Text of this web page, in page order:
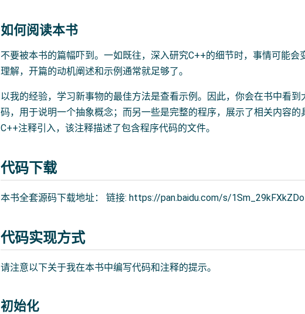
如何阅读本书
不要被本书的篇幅吓到。一如既往，深入研究C++的细节时，事情可能会
理解，开篇的动机阐述和示例通常就足够了。
以我的经验，学习新事物的最佳方法是查看示例。因此，你会在书中看
码，用于说明一个抽象概念；而另一些是完整的程序，展示了相关内容
C++注释引入，该注释描述了包含程序代码的文件。
代码下载
本书全套源码下载地址： 链接: https://pan.baidu.com/s/
代码实现方式
请注意以下关于我在本书中编写代码和注释的提示。
初始化